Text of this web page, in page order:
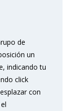
de
un
indicando tu
click
con